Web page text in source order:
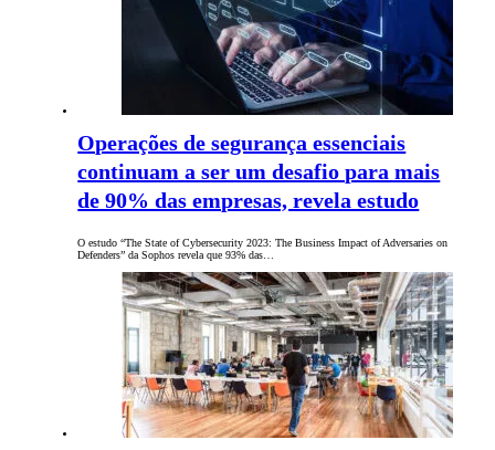
Operações de segurança essenciais
continuam a ser um desafio para mais
de 90% das empresas, revela estudo
O estudo “The State of Cybersecurity 2023: The Business Impact of Adversaries on
Defenders” da Sophos revela que 93% das…